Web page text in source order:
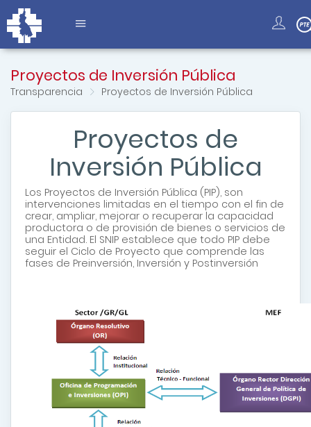
Proyectos de Inversión Pública
Transparencia Proyectos de Inversión Pública
Proyectos de
Inversión Pública
Los Proyectos de Inversión Pública (PIP), son
intervenciones limitadas en el tiempo con el fin de
crear, ampliar, mejorar o recuperar la capacidad
productora o de provisión de bienes o servicios de
una Entidad. El SNIP establece que todo PIP debe
seguir el Ciclo de Proyecto que comprende las
fases de Preinversión, Inversión y Postinversión